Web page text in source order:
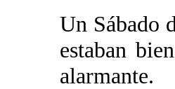
Un Sábado
estaban
alarmante.